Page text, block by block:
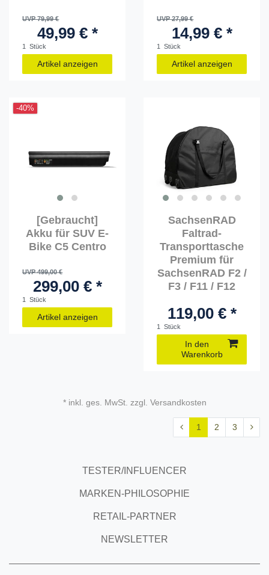
UVP 79,99 €
49,99 € *
1 Stück
Artikel anzeigen
UVP 27,99 €
14,99 € *
1 Stück
Artikel anzeigen
-40%
[Gebraucht]
Akku für SUV E-
Bike C5 Centro
UVP 499,00 €
299,00 € *
1 Stück
Artikel anzeigen
SachsenRAD
Faltrad-
Transporttasche
Premium für
SachsenRAD F2 /
F3 / F11 / F12
119,00 € *
1 Stück
In den
Warenkorb
* inkl. ges. MwSt. zzgl. Versandkosten
1 2 3
TESTER/INFLUENCER
MARKEN-PHILOSOPHIE
RETAIL-PARTNER
NEWSLETTER